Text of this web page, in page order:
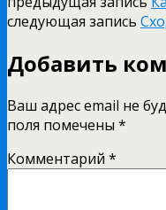
следующая запись
Добавить
Ваш адрес email не
поля помечены *
Комментарий *